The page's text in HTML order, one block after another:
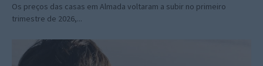
Os preços das casas em Almada voltaram a subir no primeiro
trimestre de 2026,...